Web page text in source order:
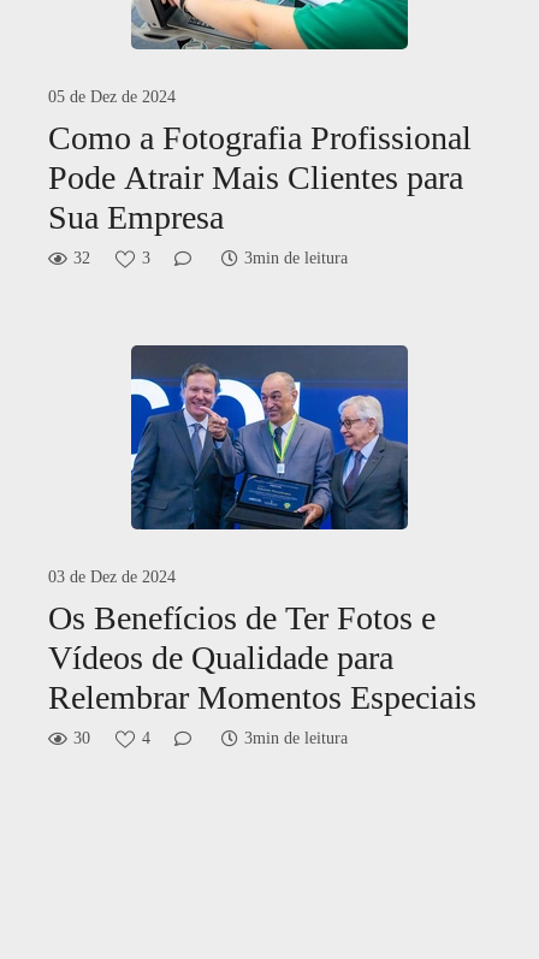
05 de Dez de 2024
Como a Fotografia Profissional
Pode Atrair Mais Clientes para
Sua Empresa
32 3 3min de leitura
03 de Dez de 2024
Os Benefícios de Ter Fotos e
Vídeos de Qualidade para
Relembrar Momentos Especiais
30 4 3min de leitura